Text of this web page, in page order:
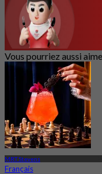
Vous pourriez aussi
MRT Stevens
Français